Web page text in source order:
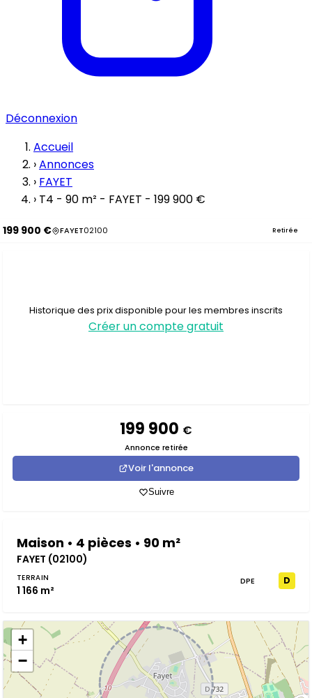
Déconnexion
Accueil
›Annonces
› FAYET
› T4 - 90 m² - FAYET - 199 900 €
199 900 € FAYET02100 Retirée
Historique des prix disponible pour les membres inscrits
Créer un compte gratuit
199 900 €
Annonce retirée
Voir l'annonce
Suivre
Maison • 4 pièces • 90 m²
FAYET (02100)
TERRAIN
1 166 m²
DPE D
+
−